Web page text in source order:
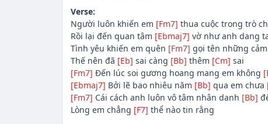
Verse:
Người luôn khiến em [Fm7] thua cuộc trong trò
Rồi lại đến quan tâm [Ebmaj7] vờ như anh dang
Tình yêu khiến em quên [Fm7] gọi tên những
Thế nên đã [Eb] sai càng [Bb] thêm [Cm] sai
[Fm7] Đến lúc soi gương hoang mang em không
[Ebmaj7] Bởi lẽ bao nhiêu năm [Bb] qua em chưa
[Fm7] Cái cách anh luôn vô tâm nhân danh [Bb]
Lòng em chẳng [F7] thể nào tin rằng